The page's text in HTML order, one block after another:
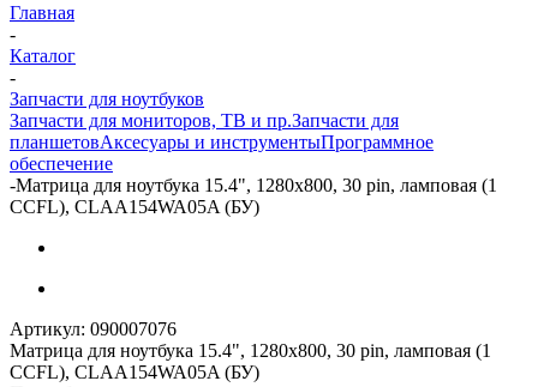
Главная
-
Каталог
-
Запчасти для ноутбуков
Запчасти для мониторов, ТВ и пр.Запчасти для
планшетовАксесуары и инструментыПрограммное
обеспечение
-Матрица для ноутбука 15.4", 1280x800, 30 pin, ламповая (1
CCFL), CLAA154WA05A (БУ)
Артикул: 090007076
Матрица для ноутбука 15.4", 1280x800, 30 pin, ламповая (1
CCFL), CLAA154WA05A (БУ)